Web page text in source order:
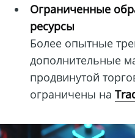
Ограниченные
ресурсы
Более опытные
дополнительные
продвинутой
ограничены на